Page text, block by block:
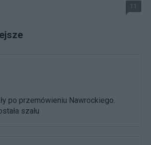
11
po przemówieniu Nawrockiego.
szału